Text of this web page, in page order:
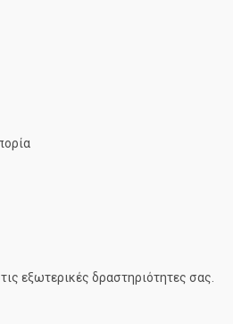
εξωτερικές δραστηριότητες σας.